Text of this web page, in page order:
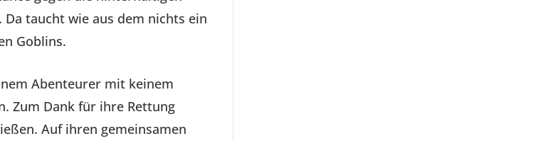
taucht wie aus dem nichts ein
Goblins.
Abenteurer mit keinem
Zum Dank für ihre Rettung
Auf ihren gemeinsamen